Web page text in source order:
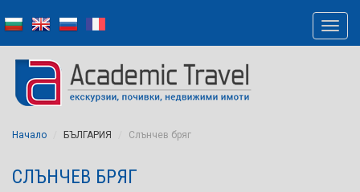
Начало БЪЛГАРИЯ Слънчев бряг
СЛЪНЧЕВ БРЯГ